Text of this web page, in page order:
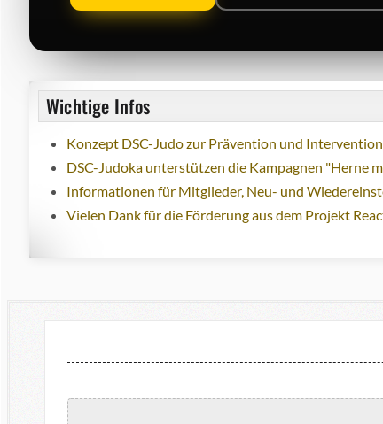
Wichtige Infos
Konzept DSC-Judo zur Prävention und
DSC-Judoka unterstützen die Kampagnen "Herne
Informationen für Mitglieder, Neu- und
Vielen Dank für die Förderung aus dem Projekt